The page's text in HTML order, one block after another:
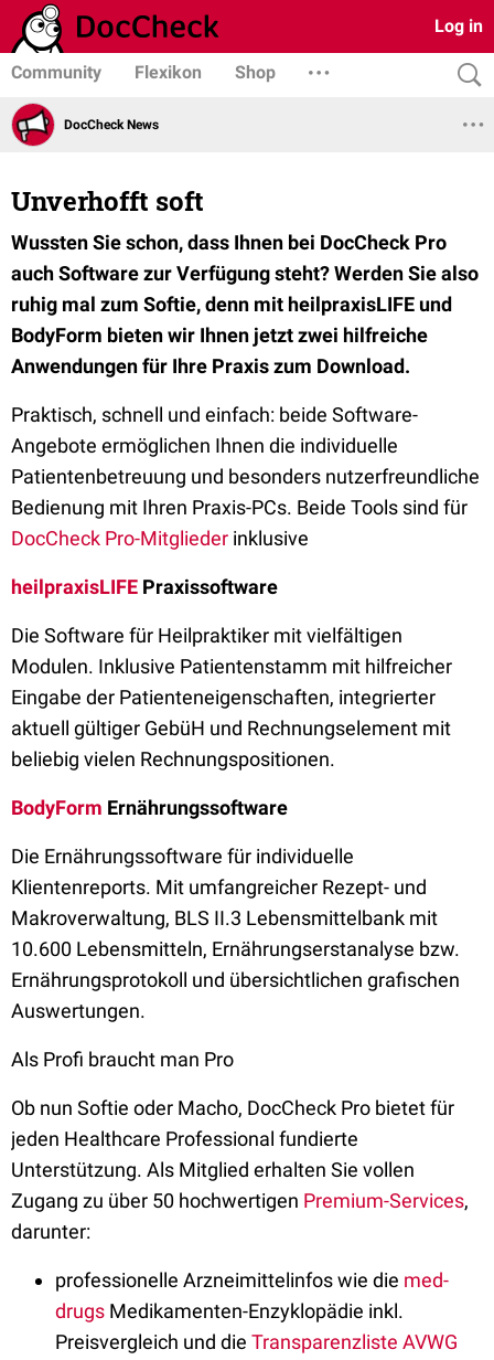
Log in
Community Flexikon Shop
DocCheck News
Unverhofft soft
Wussten Sie schon, dass Ihnen bei DocCheck Pro
auch Software zur Verfügung steht? Werden Sie also
ruhig mal zum Softie, denn mit heilpraxisLIFE und
BodyForm bieten wir Ihnen jetzt zwei hilfreiche
Anwendungen für Ihre Praxis zum Download.
Praktisch, schnell und einfach: beide Software-
Angebote ermöglichen Ihnen die individuelle
Patientenbetreuung und besonders nutzerfreundliche
Bedienung mit Ihren Praxis-PCs. Beide Tools sind für
DocCheck Pro-Mitglieder inklusive
heilpraxisLIFE Praxissoftware
Die Software für Heilpraktiker mit vielfältigen
Modulen. Inklusive Patientenstamm mit hilfreicher
Eingabe der Patienteneigenschaften, integrierter
aktuell gültiger GebüH und Rechnungselement mit
beliebig vielen Rechnungspositionen.
BodyForm Ernährungssoftware
Die Ernährungssoftware für individuelle
Klientenreports. Mit umfangreicher Rezept- und
Makroverwaltung, BLS II.3 Lebensmittelbank mit
10.600 Lebensmitteln, Ernährungserstanalyse bzw.
Ernährungsprotokoll und übersichtlichen grafischen
Auswertungen.
Als Profi braucht man Pro
Ob nun Softie oder Macho, DocCheck Pro bietet für
jeden Healthcare Professional fundierte
Unterstützung. Als Mitglied erhalten Sie vollen
Zugang zu über 50 hochwertigen Premium-Services,
darunter:
professionelle Arzneimittelinfos wie die med-
drugs Medikamenten-Enzyklopädie inkl.
Preisvergleich und die Transparenzliste AVWG